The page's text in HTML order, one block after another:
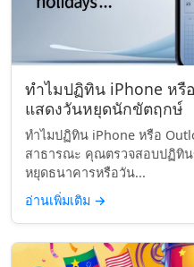
ทำไมปฏิทิน iPhone ห
แสดงวันหยุดนักขัตฤกษ์
ทำไมปฏิทิน iPhone หรือ
สาธารณะ คุณตรวจสอบปฏิทิ
หยุดธนาคารหรือวัน...
อ่านเพิ่มเติม →